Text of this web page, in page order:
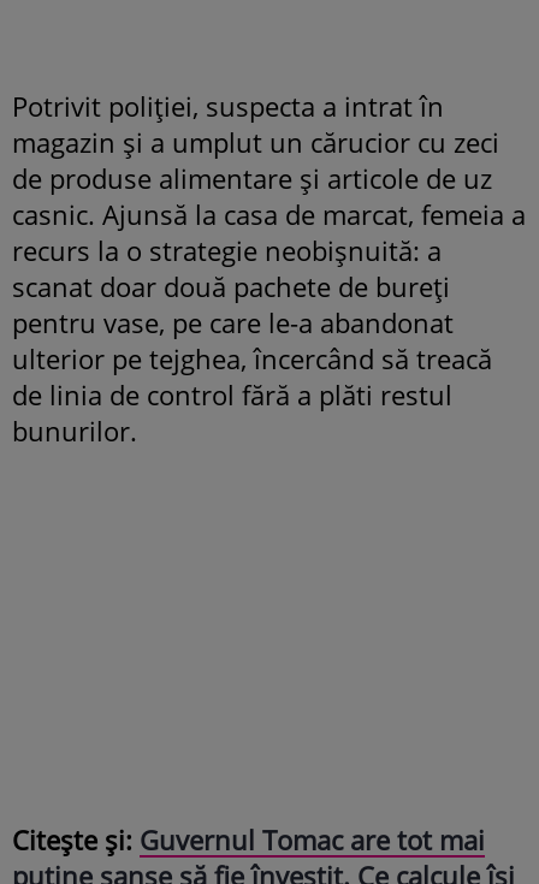
Potrivit poliției, suspecta a intrat în
magazin și a umplut un cărucior cu zeci
de produse alimentare și articole de uz
casnic. Ajunsă la casa de marcat, femeia a
recurs la o strategie neobișnuită: a
scanat doar două pachete de bureți
pentru vase, pe care le-a abandonat
ulterior pe tejghea, încercând să treacă
de linia de control fără a plăti restul
bunurilor.
Citește și: Guvernul Tomac are tot mai
puține șanse să fie învestit. Ce calcule își